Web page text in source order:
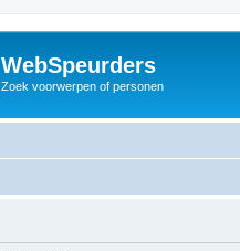
WebSpeurders
Zoek voorwerpen of personen